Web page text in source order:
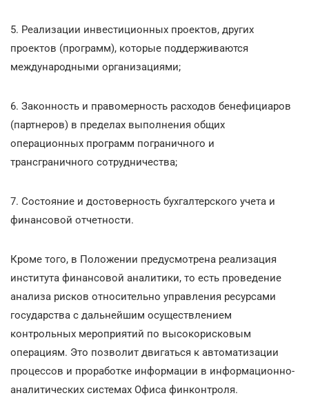
5. Реализации инвестиционных проектов, других
проектов (программ), которые поддерживаются
международными организациями;
6. Законность и правомерность расходов бенефициаров
(партнеров) в пределах выполнения общих
операционных программ пограничного и
трансграничного сотрудничества;
7. Состояние и достоверность бухгалтерского учета и
финансовой отчетности.
Кроме того, в Положении предусмотрена реализация
института финансовой аналитики, то есть проведение
анализа рисков относительно управления ресурсами
государства с дальнейшим осуществлением
контрольных мероприятий по высокорисковым
операциям. Это позволит двигаться к автоматизации
процессов и проработке информации в информационно-
аналитических системах Офиса финконтроля.